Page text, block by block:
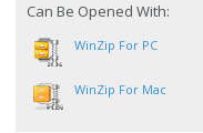
Can Be Opened With:
WinZip For PC
WinZip For Mac